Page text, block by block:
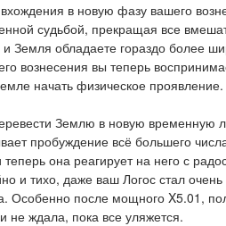
в новую фазу вашего
судьбой, прекращая все
и Земля обладаете гораздо более
вознесения вы теперь
начать физическое проявление.
Землю в новую временную
пробуждение всё большего
она реагирует на него с
и тихо, даже ваш Логос стал
Особенно после мощного X5.01,
не ждала, пока все уляжется.